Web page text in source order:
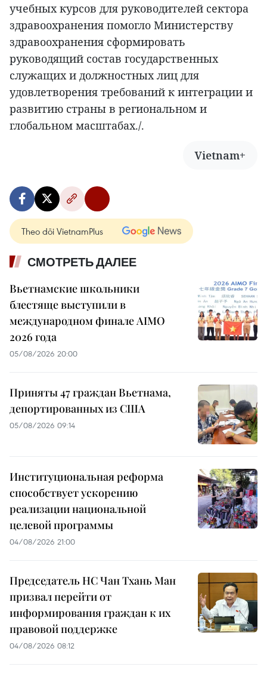
учебных курсов для руководителей сектора
здравоохранения помогло Министерству
здравоохранения сформировать
руководящий состав государственных
служащих и должностных лиц для
удовлетворения требований к интеграции и
развитию страны в региональном и
глобальном масштабах./.
Vietnam+
Theo dõi VietnamPlus
СМОТРЕТЬ ДАЛЕЕ
Вьетнамские школьники
блестяще выступили в
международном финале AIMO
2026 года
05/08/2026 20:00
Приняты 47 граждан Вьетнама,
депортированных из США
05/08/2026 09:14
Институциональная реформа
способствует ускорению
реализации национальной
целевой программы
04/08/2026 21:00
Председатель НС Чан Тхань Ман
призвал перейти от
информирования граждан к их
правовой поддержке
04/08/2026 08:12